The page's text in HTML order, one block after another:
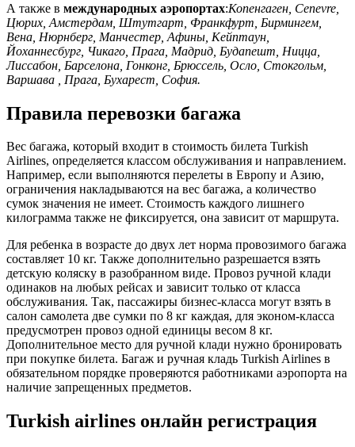
А также в международных аэропортах:Копенгаген, Cenevre,
Цюрих, Амстердам, Штутгарт, Франкфурт, Бирмингем,
Вена, Нюрнберг, Манчестер, Афины, Кейптаун,
Йоханнесбург, Чикаго, Прага, Мадрид, Будапешт, Ницца,
Лиссабон, Барселона, Гонконг, Брюссель, Осло, Стокгольм,
Варшава , Прага, Бухарест, София.
Правила перевозки багажа
Вес багажа, который входит в стоимость билета Turkish
Airlines, определяется классом обслуживания и направлением.
Например, если выполняются перелеты в Европу и Азию,
ограничения накладываются на вес багажа, а количество
сумок значения не имеет. Стоимость каждого лишнего
килограмма также не фиксируется, она зависит от маршрута.
Для ребенка в возрасте до двух лет норма провозимого багажа
составляет 10 кг. Также дополнительно разрешается взять
детскую коляску в разобранном виде. Провоз ручной клади
одинаков на любых рейсах и зависит только от класса
обслуживания. Так, пассажиры бизнес-класса могут взять в
салон самолета две сумки по 8 кг каждая, для эконом-класса
предусмотрен провоз одной единицы весом 8 кг.
Дополнительное место для ручной клади нужно бронировать
при покупке билета. Багаж и ручная кладь Turkish Airlines в
обязательном порядке проверяются работниками аэропорта на
наличие запрещенных предметов.
Turkish airlines онлайн регистрация